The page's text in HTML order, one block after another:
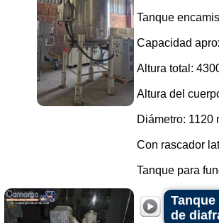
Tanque
Capacidad
Altura total:
Altura del
Diámetro: 1120
Con rascador
Tanque para
de